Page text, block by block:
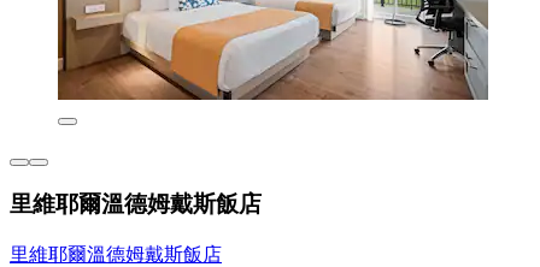
里維耶爾溫德姆戴斯飯店
里維耶爾溫德姆戴斯飯店